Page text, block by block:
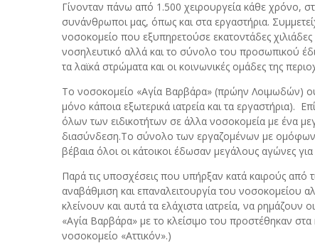
Γίνονταν πάνω από 1.500 χειρουργεία κάθε χρόνο,
συνάνθρωποι μας, όπως και στα εργαστήρια.
νοσοκομείο που εξυπηρετούσε εκατοντάδες
νοσηλευτικό αλλά και το σύνολο του προσωπικού
τα λαϊκά στρώματα και οι κοινωνικές ομάδες της
Το νοσοκομείο «Αγία Βαρβάρα» (πρώην Λοιμωδών)
μόνο κάποια εξωτερικά ιατρεία και τα
όλων των ειδικοτήτων σε άλλα νοσοκομεία με ένα
διασύνδεση.Το σύνολο των εργαζομένων με
βέβαια όλοι οι κάτοικοι έδωσαν μεγάλους αγώνες
Παρά τις υποσχέσεις που υπήρξαν κατά καιρούς από
αναβάθμιση και επαναλειτουργία του νοσοκομείου
κλείνουν και αυτά τα ελάχιστα ιατρεία, να ρημάζουν
«Αγία Βαρβάρα» με το κλείσιμο του προστέθηκαν
νοσοκομείο «Αττικόν».)